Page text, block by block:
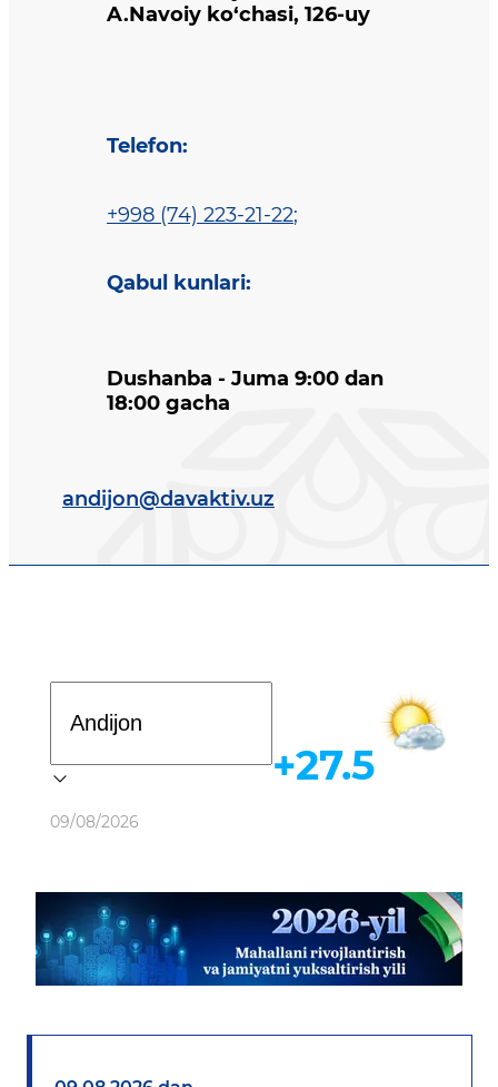
A.Navoiy ko‘chasi, 126-uy
Telefon:
+998 (74) 223-21-22;
Qabul kunlari:
Dushanba - Juma 9:00 dan
18:00 gacha
andijon@davaktiv.uz
Ob-havo
09/08/2026
+27.5